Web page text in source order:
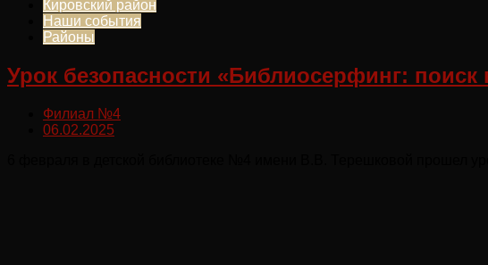
Кировский район
Наши события
Районы
Урок безопасности «Библиосерфинг: поиск
Филиал №4
06.02.2025